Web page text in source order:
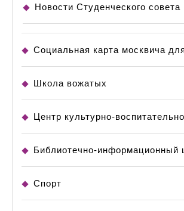
Новости Студенческого совета
Социальная карта москвича
Школа вожатых
Центр культурно-
Библиотечно-информационный
Спорт